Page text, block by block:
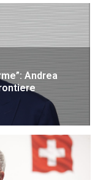
Andrea